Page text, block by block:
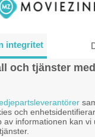
andan” när
60 år – enda
kalkon från
vs Saddam
se trailern här
integritet
och tjänster
och
av informationen kan vi